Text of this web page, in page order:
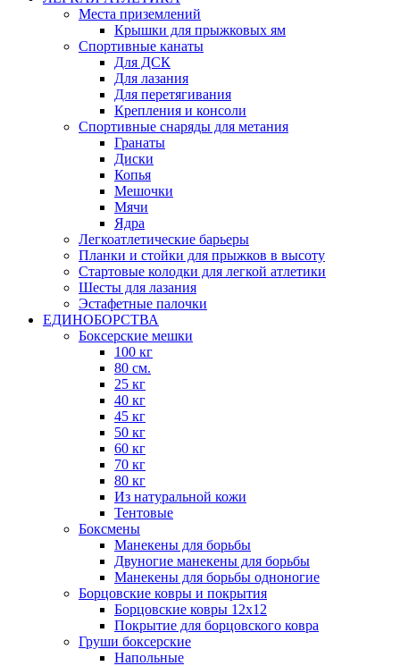
Места приземлений
Крышки для прыжковых ям
Спортивные канаты
Для ДСК
Для лазания
Для перетягивания
Крепления и консоли
Спортивные снаряды для метания
Гранаты
Диски
Копья
Мешочки
Мячи
Ядра
Легкоатлетические барьеры
Планки и стойки для прыжков в высоту
Стартовые колодки для легкой атлетики
Шесты для лазания
Эстафетные палочки
ЕДИНОБОРСТВА
Боксерские мешки
100 кг
80 см.
25 кг
40 кг
45 кг
50 кг
60 кг
70 кг
80 кг
Из натуральной кожи
Тентовые
Боксмены
Манекены для борьбы
Двуногие манекены для борьбы
Манекены для борьбы одноногие
Борцовские ковры и покрытия
Борцовские ковры 12х12
Покрытие для борцовского ковра
Груши боксерские
Напольные